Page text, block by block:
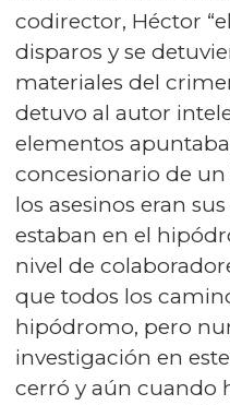
codirector, Héctor
disparos y se
materiales del
detuvo al autor
elementos
concesionario de
los asesinos eran
estaban en el
nivel de
que todos los
hipódromo, pero
investigación en
cerró y aún cuando